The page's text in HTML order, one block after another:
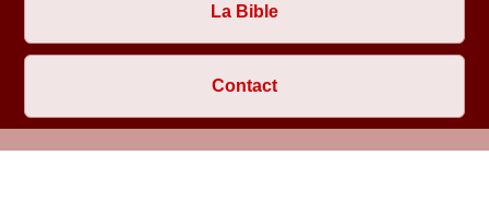
La Bible
Contact